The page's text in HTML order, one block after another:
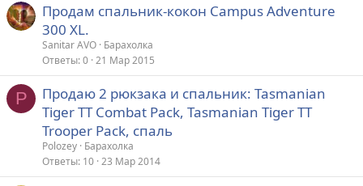
Продам спальник-кокон Campus Adventure
300 XL.
Sanitar AVO Барахолка
Ответы 0 21 Мар 2015
P
Продаю 2 рюкзака и спальник: Tasmanian
Tiger TT Combat Pack, Tasmanian Tiger TT
Trooper Pack, спаль
Polozey Барахолка
Ответы 10 23 Мар 2014